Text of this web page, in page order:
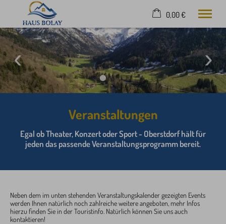
20. bis 27. August
2 Erwachsene
Ferienhaus- Ferienwohnung
Freizeit
Umgebung
Anreise
Tel.0172 432 16 25
0,00 €
×
Warenkorb ist leer
Veranstaltungen
Egal ob Theater, Konzert oder Sport - Oberstdorf hält für
jeden das passende Veranstaltungsprogramm bereit.
Neben dem im unten stehenden Veranstaltungskalender gezeigten Events
werden Ihnen natürlich noch zahlreiche weitere angeboten, mehr Infos
hierzu finden Sie in der Touristinfo. Natürlich können Sie uns auch
kontaktieren!